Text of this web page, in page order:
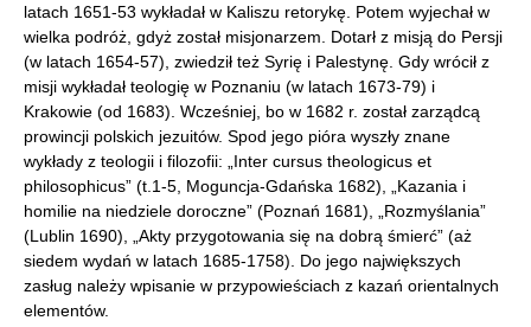
latach 1651-53 wykładał w Kaliszu retorykę. Potem wyjechał w
wielka podróż, gdyż został misjonarzem. Dotarł z misją do Persji
(w latach 1654-57), zwiedził też Syrię i Palestynę. Gdy wrócił z
misji wykładał teologię w Poznaniu (w latach 1673-79) i
Krakowie (od 1683). Wcześniej, bo w 1682 r. został zarządcą
prowincji polskich jezuitów. Spod jego pióra wyszły znane
wykłady z teologii i filozofii: „Inter cursus theologicus et
philosophicus” (t.1-5, Moguncja-Gdańska 1682), „Kazania i
homilie na niedziele doroczne” (Poznań 1681), „Rozmyślania”
(Lublin 1690), „Akty przygotowania się na dobrą śmierć” (aż
siedem wydań w latach 1685-1758). Do jego największych
zasług należy wpisanie w przypowieściach z kazań orientalnych
elementów.